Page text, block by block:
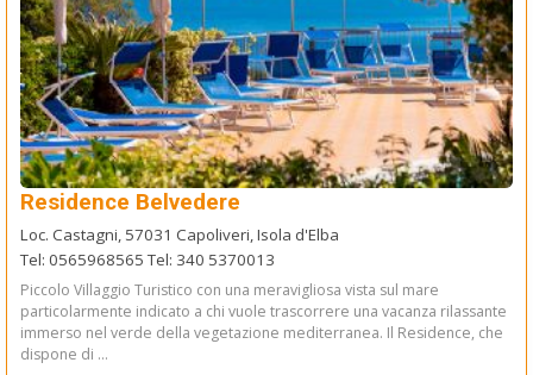
Residence Belvedere
Loc. Castagni, 57031 Capoliveri, Isola d'Elba
Tel: 0565968565 Tel: 340 5370013
Piccolo Villaggio Turistico con una meravigliosa vista sul mare
particolarmente indicato a chi vuole trascorrere una vacanza rilassante
immerso nel verde della vegetazione mediterranea. Il Residence, che
dispone di ...